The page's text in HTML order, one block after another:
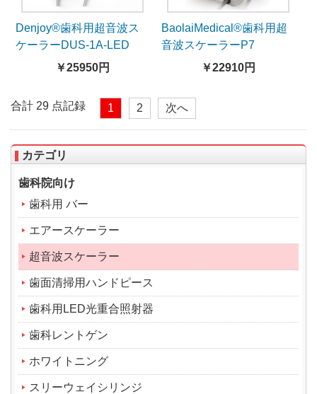
Denjoy®歯科用超音波ス
ケーラーDUS-1A-LED
￥25950円
BaolaiMedical®歯科用超
音波スケーラーP7
￥22910円
合計 29 点記録 1 2 次へ
カテゴリ
歯科院向け
歯科用 バー
エアースケーラー
超音波スケーラー
歯面清掃用ハンドピース
歯科用LED光重合照射器
歯科レントゲン
ホワイトニング
スリーウェイシリンジ